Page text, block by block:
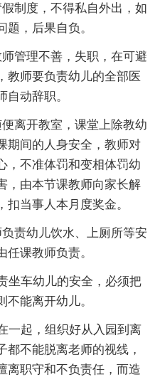
制度，不得私自外出，如
，后果自负。
管理不善，失职，在可避
教师要负责幼儿的全部医
动辞职。
离开教室，课堂上除教幼
期间的人身安全，教师对
，不准体罚和变相体罚幼
，由本节课教师向家长解
当事人本月度奖金。
责幼儿饮水、上厕所等安
课教师负责。
坐车幼儿的安全，必须把
能离开幼儿。
一起，组织好从入园到离
都不能脱离老师的视线，
离职守和不负责任，而造